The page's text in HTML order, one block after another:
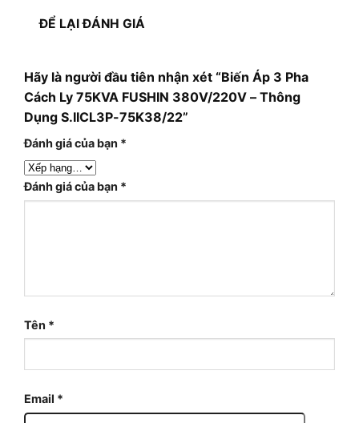
ĐỂ LẠI ĐÁNH GIÁ
Hãy là người đầu tiên nhận xét “Biến Áp 3 Pha
Cách Ly 75KVA FUSHIN 380V/220V – Thông
Dụng S.IICL3P-75K38/22”
Đánh giá của bạn *
Đánh giá của bạn *
Tên *
Email *